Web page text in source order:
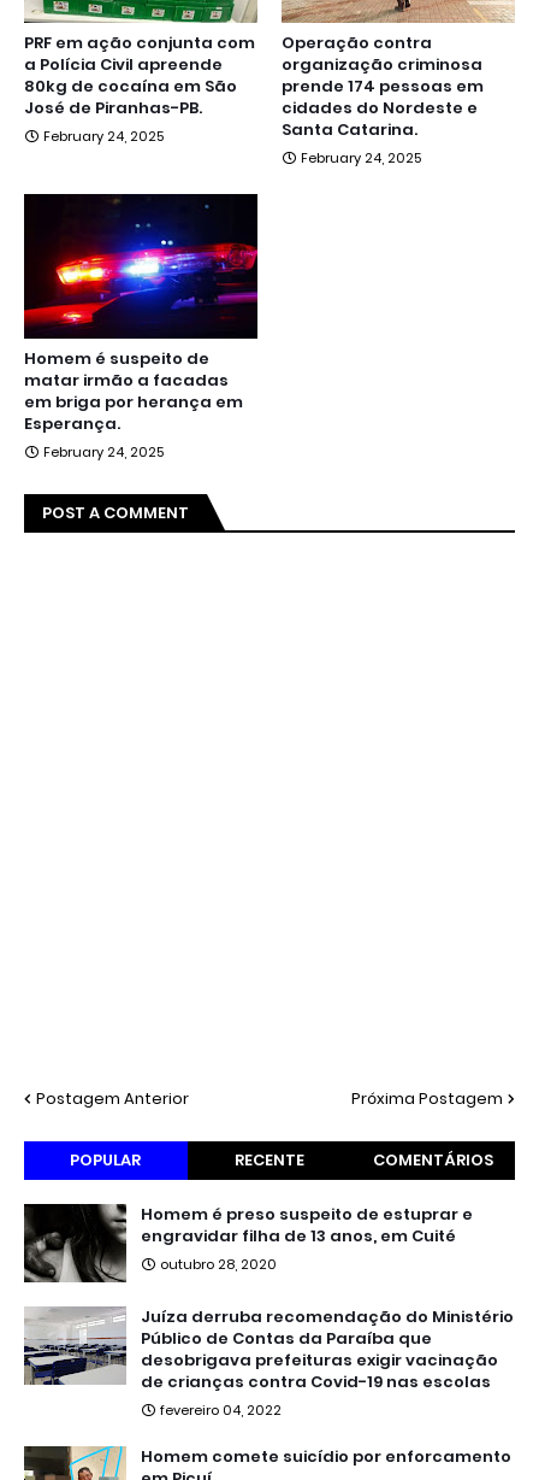
PRF em ação conjunta com
a Polícia Civil apreende
80kg de cocaína em São
José de Piranhas-PB.
February 24, 2025
Operação contra
organização criminosa
prende 174 pessoas em
cidades do Nordeste e
Santa Catarina.
February 24, 2025
Homem é suspeito de
matar irmão a facadas
em briga por herança em
Esperança.
February 24, 2025
POST A COMMENT
Postagem Anterior Próxima Postagem
POPULAR RECENTE COMENTÁRIOS
Homem é preso suspeito de estuprar e
engravidar filha de 13 anos, em Cuité
outubro 28, 2020
Juíza derruba recomendação do Ministério
Público de Contas da Paraíba que
desobrigava prefeituras exigir vacinação
de crianças contra Covid-19 nas escolas
fevereiro 04, 2022
Homem comete suicídio por enforcamento